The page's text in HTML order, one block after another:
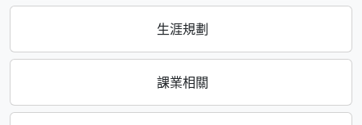
生涯規劃
課業相關